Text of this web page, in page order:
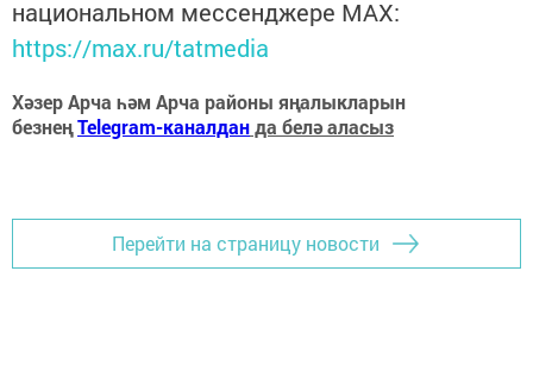
национальном мессенджере MАХ:
https://max.ru/tatmedia
Хәзер Арча һәм Арча районы яңалыкларын
безнеңTelegram-каналданда белә аласыз
Перейти на страницу новости